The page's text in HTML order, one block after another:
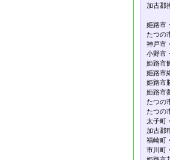
加古郡
姫路市
たつの
神戸市
小野市
姫路市
姫路市
姫路市
姫路市
たつの
たつの
太子町
加古郡
福崎町
市川町